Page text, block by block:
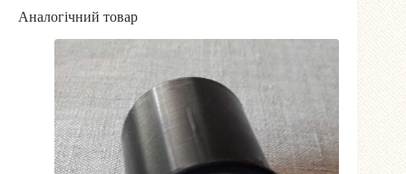
Аналогічний товар